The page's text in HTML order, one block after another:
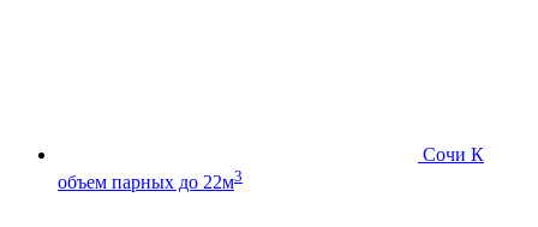
Сочи К
объем парных до 22м3